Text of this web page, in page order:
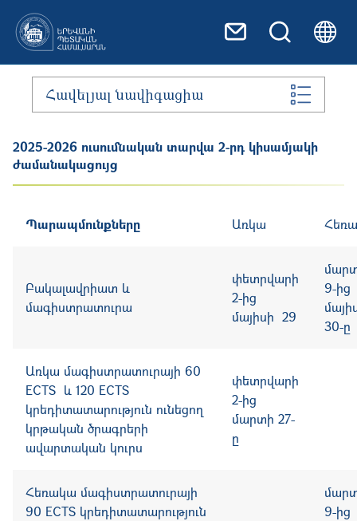
Հավելյալ նավիգացիա
2025-2026 ուսումնական տարվա 2-րդ կիսամյակի
ժամանակացույց
Պարապմունքները Առկա
Բակալավրիատ և
մագիստրատուրա
փետրվարի
2-ից
մայիսի 29
9-ից
30-ը
Առկա մագիստրատուրայի 60
ECTS և 120 ECTS
կրեդիտատարություն ունեցող
կրթական ծրագրերի
ավարտական կուրս
փետրվարի
2-ից
մարտի 27-
ը
Հեռակա մագիստրատուրայի
90 ECTS կրեդիտատարություն
9-ից